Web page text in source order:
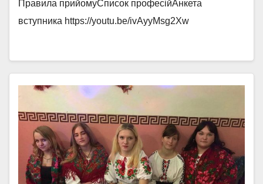
Правила прийомуСписок професійАнкета
вступника https://youtu.be/ivAyyMsg2Xw